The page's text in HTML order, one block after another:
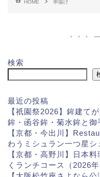
HOME 串揚げ
検索
最近の投稿
【祇園祭2026】鉾建て
鉾・函谷鉾・菊水鉾と御
【京都・今出川】
わうミシュラン一つ星シ
【京都・高野川】日本
くランチコース（2026年